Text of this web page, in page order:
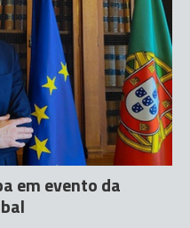
em evento da